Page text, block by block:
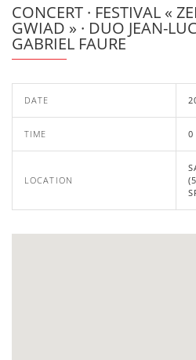
CONCERT · FESTIVAL «
GWIAD » · DUO JEAN-
GABRIEL FAURE
DATE
TIME 0
LOCATION